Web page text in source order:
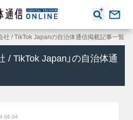
社 / TikTok Japanの自治体通信掲載記事一覧
/ TikTok Japan 」の自治体通